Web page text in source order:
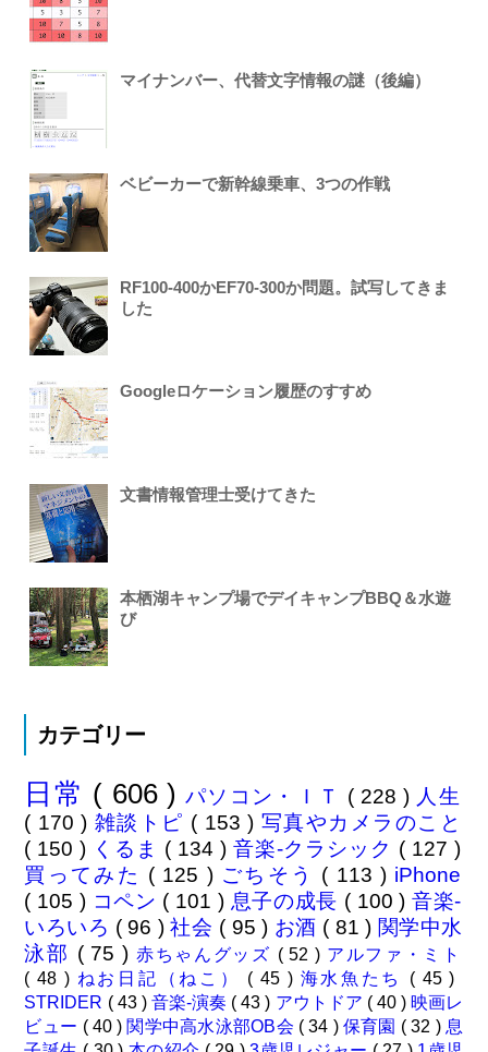
マイナンバー、代替文字情報の謎（後編）
ベビーカーで新幹線乗車、3つの作戦
RF100-400かEF70-300か問題。試写してきま
した
Googleロケーション履歴のすすめ
文書情報管理士受けてきた
本栖湖キャンプ場でデイキャンプBBQ＆水遊
び
カテゴリー
日常 ( 606 )パソコン・ＩＴ ( 228 ) 人生
( 170 ) 雑談トピ ( 153 ) 写真やカメラのこと
( 150 ) くるま ( 134 ) 音楽-クラシック ( 127 )
買ってみた ( 125 ) ごちそう ( 113 ) iPhone
( 105 ) コペン ( 101 ) 息子の成長 ( 100 )音楽-
いろいろ ( 96 )社会 ( 95 ) お酒 ( 81 ) 関学中水
泳部 ( 75 ) 赤ちゃんグッズ ( 52 ) アルファ・ミト
( 48 ) ねお日記（ねこ） ( 45 ) 海水魚たち ( 45 )
STRIDER ( 43 ) 音楽-演奏 ( 43 ) アウトドア ( 40 ) 映画レ
ビュー ( 40 ) 関学中高水泳部OB会 ( 34 ) 保育園 ( 32 ) 息